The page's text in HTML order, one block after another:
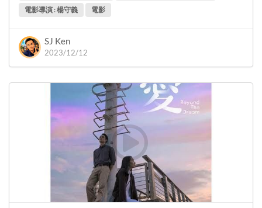
電影導演 : 楊守義
電影
SJ Ken
2023/12/12